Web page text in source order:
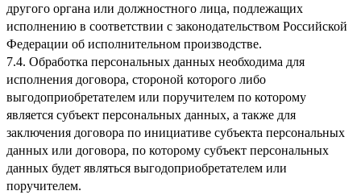
другого органа или должностного лица, подлежащих
исполнению в соответствии с законодательством Российской
Федерации об исполнительном производстве.
7.4. Обработка персональных данных необходима для
исполнения договора, стороной которого либо
выгодоприобретателем или поручителем по которому
является субъект персональных данных, а также для
заключения договора по инициативе субъекта персональных
данных или договора, по которому субъект персональных
данных будет являться выгодоприобретателем или
поручителем.